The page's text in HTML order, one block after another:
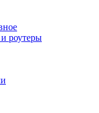
роутеры